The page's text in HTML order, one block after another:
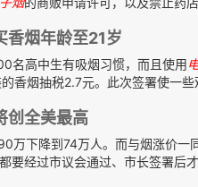
香烟年龄至21岁
名高中生有吸烟习惯，而且使用
香烟抽税2.7元。此次签署使一
创全美最高
万下降到74万人。而与烟涨价一
要经过市议会通过、市长签署后